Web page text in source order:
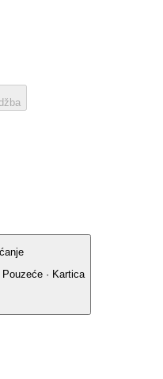
· Kartica